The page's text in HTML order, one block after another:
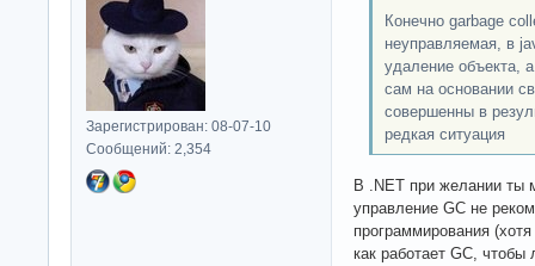
Зарегистрирован: 08-07-10
Сообщений: 2,354
Конечно garbage
неуправляемая, в
удаление объекта,
сам на основании
совершенны в
редкая ситуация
В .NET при желании ты
управление GC не
программирования
как работает GC,